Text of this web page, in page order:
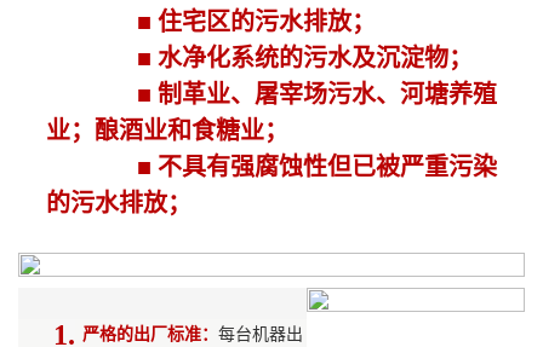
■ 住宅区的污水排放；
■ 水净化系统的污水及沉淀物；
■ 制革业、屠宰场污水、河塘养殖
业；酿酒业和食糖业；
■ 不具有强腐蚀性但已被严重污染
的污水排放；
1. 严格的出厂标准： 每台机器出